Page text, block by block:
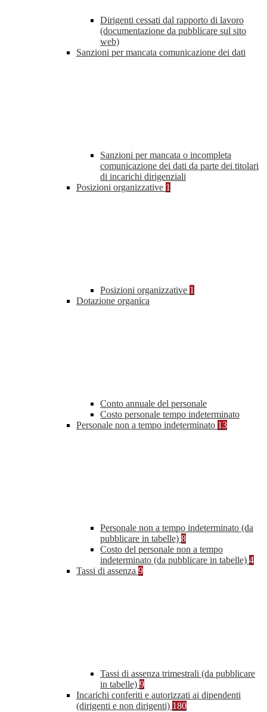
Dirigenti cessati dal rapporto di lavoro
(documentazione da pubblicare sul sito
web)
Sanzioni per mancata comunicazione dei dati
Sanzioni per mancata o incompleta
comunicazione dei dati da parte dei titolari
di incarichi dirigenziali
Posizioni organizzative 1
Posizioni organizzative 1
Dotazione organica
Conto annuale del personale
Costo personale tempo indeterminato
Personale non a tempo indeterminato 13
Personale non a tempo indeterminato (da
pubblicare in tabelle) 8
Costo del personale non a tempo
indeterminato (da pubblicare in tabelle) 4
Tassi di assenza 9
Tassi di assenza trimestrali (da pubblicare
in tabelle) 9
Incarichi conferiti e autorizzati ai dipendenti
(dirigenti e non dirigenti) 180